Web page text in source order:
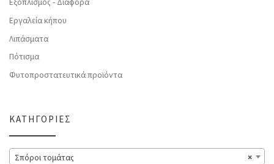
Εργαλεία κήπου
Λιπάσματα
Πότισμα
Φυτοπροστατευτικά προϊόντα
ΚΑΤΗΓΟΡΊΕΣ
×
Σπόροι τομάτας